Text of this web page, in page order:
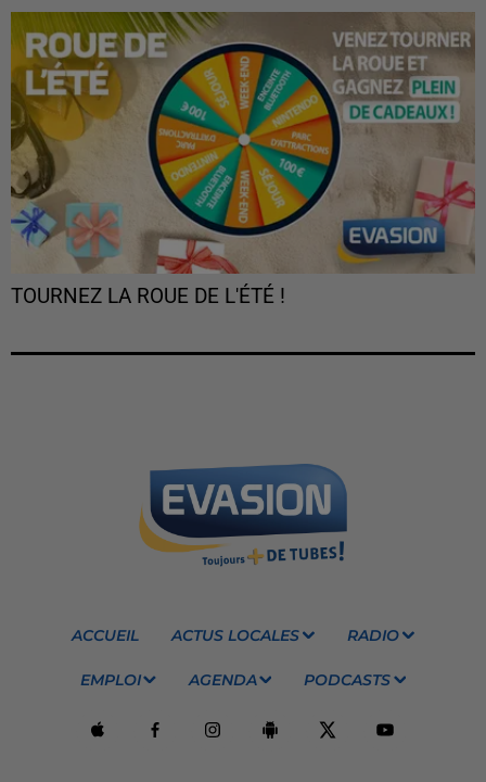
TOURNEZ LA ROUE DE L'ÉTÉ !
ACCUEIL ACTUS LOCALES RADIO
EMPLOI AGENDA PODCASTS